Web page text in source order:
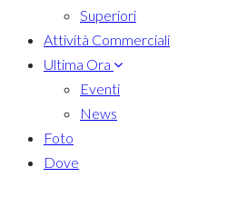
Superiori
Attività Commerciali
Ultima Ora
Eventi
News
Foto
Dove